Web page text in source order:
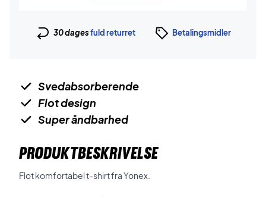
30 dagesfuld returret Betalingsmidler
Svedabsorberende
Flot design
Super åndbarhed
PRODUKTBESKRIVELSE
Flot komfortabel t-shirt fra Yonex.